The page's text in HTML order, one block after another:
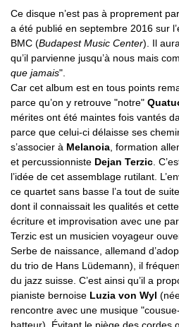
Ce disque n’est pas à proprement
a été publié en septembre 2016 sur
BMC (Budapest Music Center). Il
qu’il parvienne jusqu’à nous mais
que jamais".
Car cet album est en tous points
parce qu’on y retrouve "notre"
mérites ont été maintes fois vantés
parce que celui-ci délaisse ses
s’associer à Melanoia , formation
et percussionniste Dejan Terzic .
l’idée de cet assemblage rutilant.
ce quartet sans basse l’a tout de
dont il connaissait les qualités et
écriture et improvisation avec une
Terzic est un musicien voyageur
Serbe de naissance, allemand
du trio de Hans Lüdemann), il
du jazz suisse. C’est ainsi qu’il a
pianiste bernoise Luzia von Wyl
rencontre avec une musique
batteur). Évitant le piège des cordes